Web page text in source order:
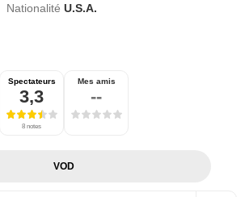
Nationalité U.S.A.
Spectateurs
3,3
8 notes
Mes amis
--
VOD